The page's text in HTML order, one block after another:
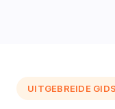
UITGEBREIDE GIDS